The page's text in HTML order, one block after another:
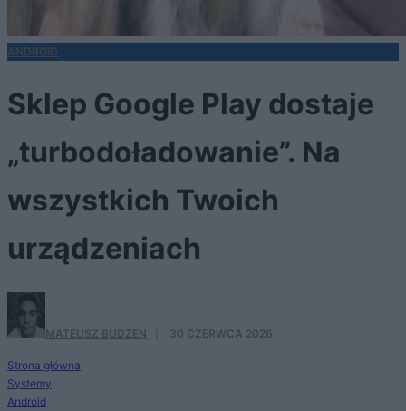
ANDROID
Sklep Google Play dostaje
„turbodoładowanie”. Na
wszystkich Twoich
urządzeniach
MATEUSZ BUDZEŃ 30 CZERWCA 2026
Strona główna
Systemy
Android